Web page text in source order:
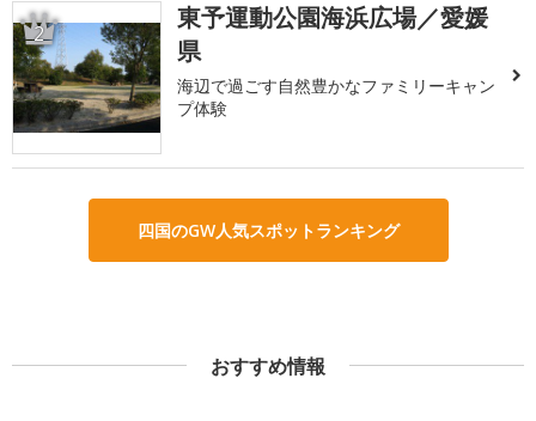
2
東予運動公園海浜広場／愛媛
県
海辺で過ごす自然豊かなファミリーキャン
プ体験
四国のGW人気スポットランキング
おすすめ情報